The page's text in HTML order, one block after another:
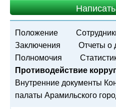
Положение
Заключения
Отчеты о
Полномочия
Противодействие
Внутренние документы
палаты Арамильского